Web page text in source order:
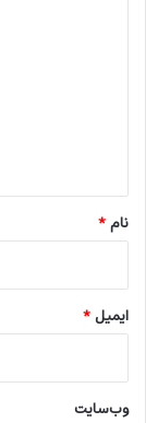
نام*
ایمیل*
وب‌سایت